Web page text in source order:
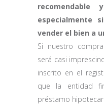
recomendable
especialmente
vender el bien a
Si nuestro
será casi
inscrito en el
que la entidad
préstamo